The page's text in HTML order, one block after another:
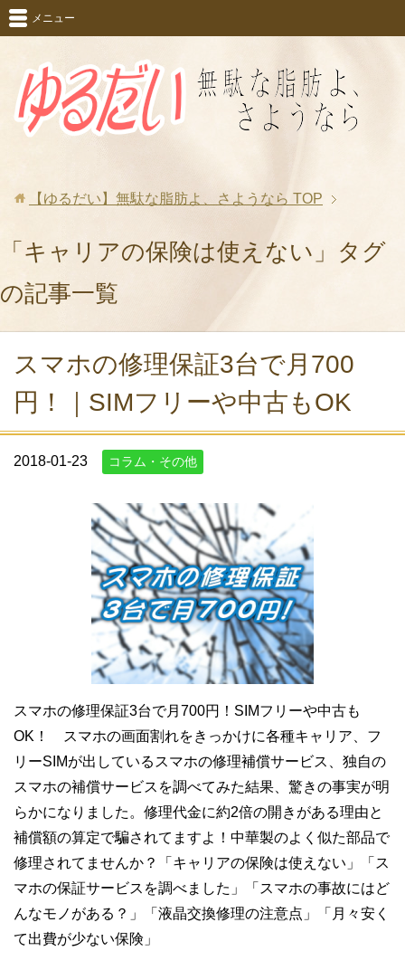
メニュー
【ゆるだい】無駄な脂肪よ、さようなら TOP
「キャリアの保険は使えない」タグ
の記事一覧
スマホの修理保証3台で月700
円！｜SIMフリーや中古もOK
2018-01-23 コラム・その他
スマホの修理保証3台で月700円！SIMフリーや中古も
OK！ スマホの画面割れをきっかけに各種キャリア、フ
リーSIMが出しているスマホの修理補償サービス、独自の
スマホの補償サービスを調べてみた結果、驚きの事実が明
らかになりました。修理代金に約2倍の開きがある理由と
補償額の算定で騙されてますよ！中華製のよく似た部品で
修理されてませんか？「キャリアの保険は使えない」「ス
マホの保証サービスを調べました」「スマホの事故にはど
んなモノがある？」「液晶交換修理の注意点」「月々安く
て出費が少ない保険」